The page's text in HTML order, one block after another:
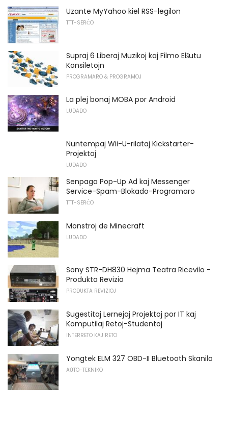
Uzante MyYahoo kiel RSS-legilon
TTT-SERĈO
Supraj 6 Liberaj Muzikoj kaj Filmo Elŝutu
Konsiletojn
PROGRAMARO & PROGRAMOJ
La plej bonaj MOBA por Android
LUDADO
Nuntempaj Wii-U-rilataj Kickstarter-
Projektoj
LUDADO
Senpaga Pop-Up Ad kaj Messenger
Service-Spam-Blokado-Programaro
TTT-SERĈO
Monstroj de Minecraft
LUDADO
Sony STR-DH830 Hejma Teatra Ricevilo -
Produkta Revizio
PRODUKTA REVIZIOJ
Sugestitaj Lernejaj Projektoj por IT kaj
Komputilaj Retoj-Studentoj
INTERRETO KAJ RETO
Yongtek ELM 327 OBD-II Bluetooth Skanilo
AŬTO-TEKNIKO